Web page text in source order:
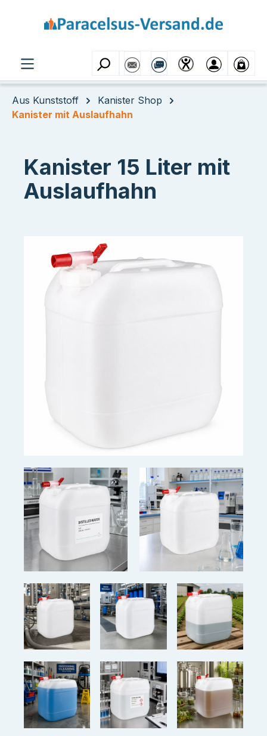
Aus Kunststoff
Kanister Shop
Kanister mit Auslaufhahn
Kanister 15 Liter mit
Auslaufhahn